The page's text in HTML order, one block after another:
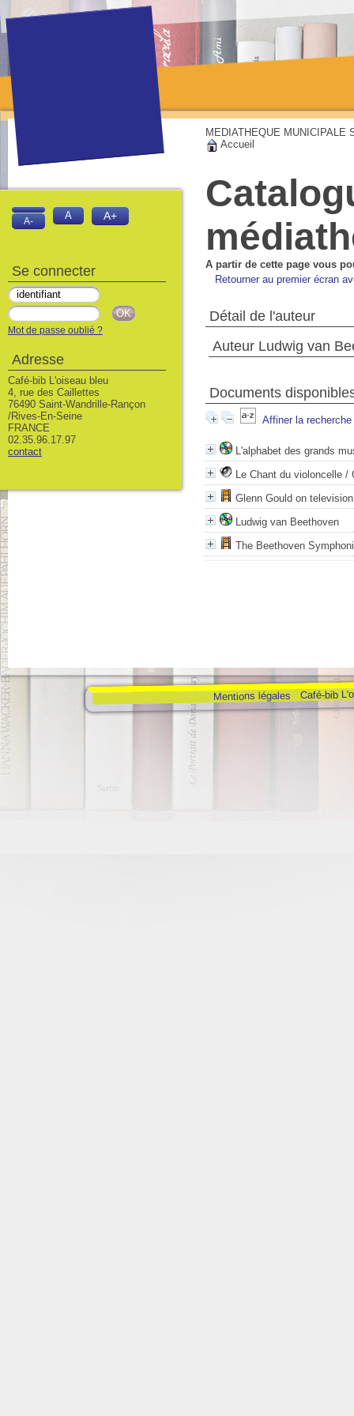
MEDIATHEQUE MUNICIPALE
Accueil
A partir de cette page vous
Retourner au premier écran
Détail de l'auteur
Auteur Ludwig van
Documents
Affiner la recherche
L'alphabet des grands
Le Chant du violoncelle /
Glenn Gould on television
Ludwig van Beethoven
The Beethoven
Mentions légales Café-bib
A- A A+
Se connecter
Mot de passe oublié ?
Adresse
Café-bib L'oiseau bleu
4, rue des Caillettes
76490 Saint-Wandrille-Rançon
/Rives-En-Seine
FRANCE
02.35.96.17.97
contact